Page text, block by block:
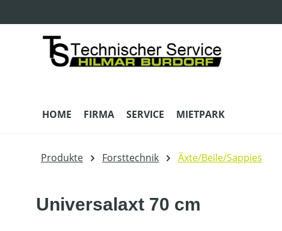
HOME FIRMA SERVICE MIETPARK
Produkte Forsttechnik Äxte/Beile/Sappies
Universalaxt 70 cm